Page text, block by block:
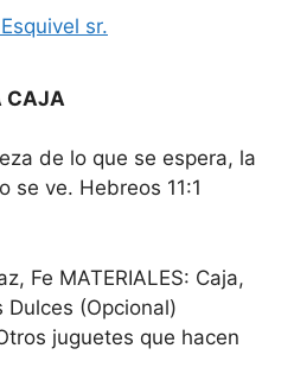
sr.
CAJA
de lo que se espera, la
se ve. Hebreos 11:1
Fe MATERIALES: Caja,
Dulces (Opcional)
juguetes que hacen